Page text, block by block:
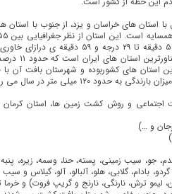
استان های خراسان و یزد، ازجنوب با استان
۲۵ دقیقه تا ۳۲ درجه ی پهنای شمالی و ۲۶ درجه و ۵۳ دقیقه تا ۲۹ درجه و
النهار گرینویچ قرار گرفته است.
۱۲۰ میلی متر در سال می رسد.
اجتماعی و روش كشت زمین ها، استان كرمان
جو، سیب زمینی، پسته، حنا، وسمه، زیره،
بادام، گلابی، هلو، آلبالو، آلو، گیلاس و
لیمو ترش، نارنگی، نارنج و گریپ فروت) و خرما